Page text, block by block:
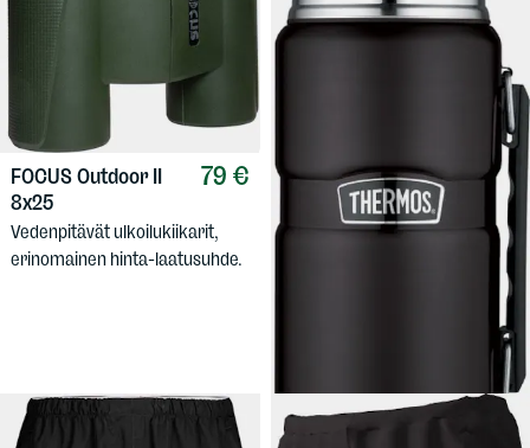
79 €
FOCUSOutdoor II
8x25
Vedenpitävät ulkoilukiikarit,
erinomainen hinta-laatusuhde.
79 €